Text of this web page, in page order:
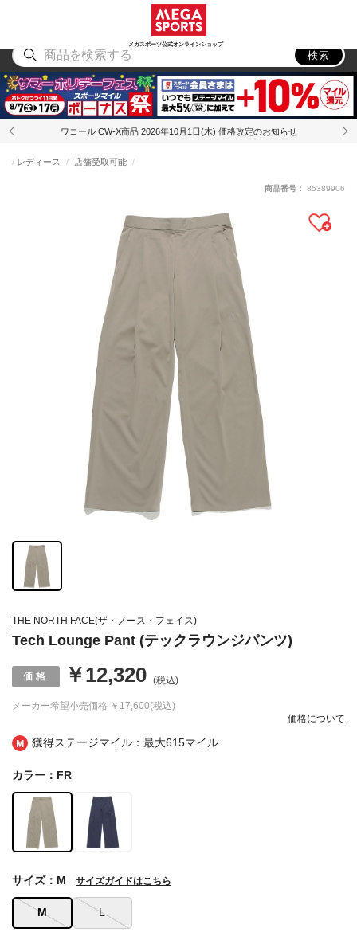
メガスポーツ公式オンラインショップ
アウトドア
検索
ワコール CW-X商品 2026年10月1日(木) 価格改定のお知らせ
獲得ステージマイル：最大615マイル
THE NORTH FACE(ザ・ノース・フェイス)
Tech Lounge Pant (テックラウンジパンツ)
レディース 店舗受取可能
メーカー希望小売価格 ￥17,600(税込)
￥12,320 (税込)
価格について
商品番号： 85389906
カラー：FR
M L
サイズ：M サイズガイドはこちら